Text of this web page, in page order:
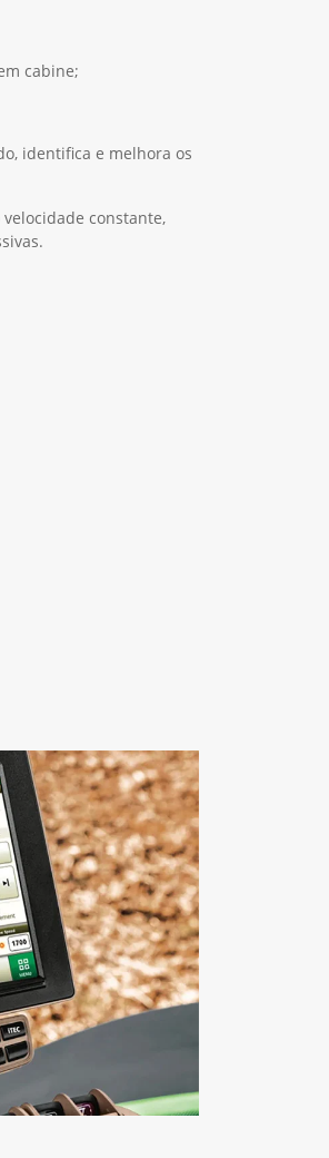
cabine;
identifica e melhora os
constante,